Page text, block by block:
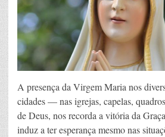
A presença da Virgem Maria nos
cidades — nas igrejas, capelas,
de Deus, nos recorda a vitória da
induz a ter esperança mesmo nas